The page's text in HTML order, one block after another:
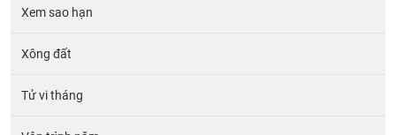
Xem sao hạn
Xông đất
Tử vi tháng